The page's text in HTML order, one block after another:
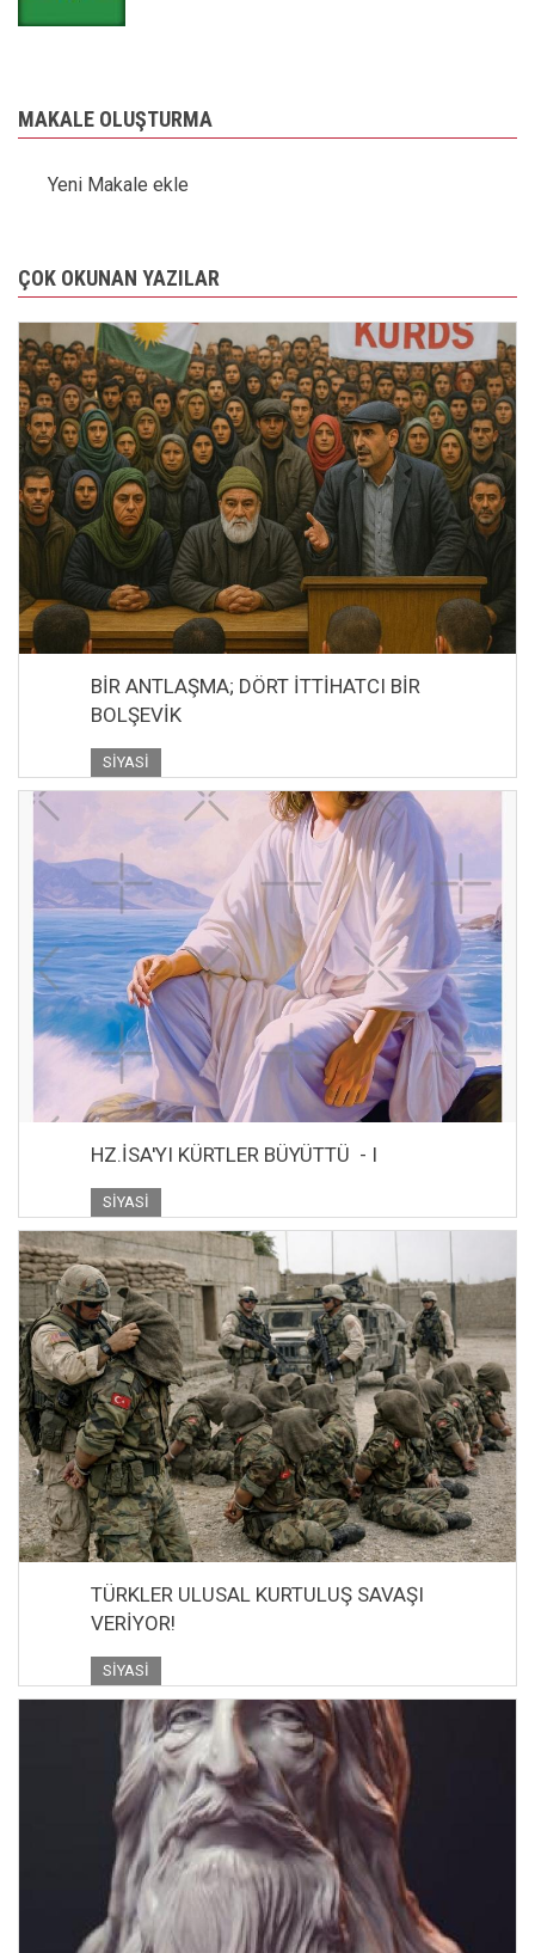
MAKALE OLUŞTURMA
Yeni Makale ekle
ÇOK OKUNAN YAZILAR
BİR ANTLAŞMA; DÖRT İTTİHATCI BİR
BOLŞEVİK
SIYASI
HZ.İSA'YI KÜRTLER BÜYÜTTÜ - I
SIYASI
TÜRKLER ULUSAL KURTULUŞ SAVAŞI
VERİYOR!
SIYASI